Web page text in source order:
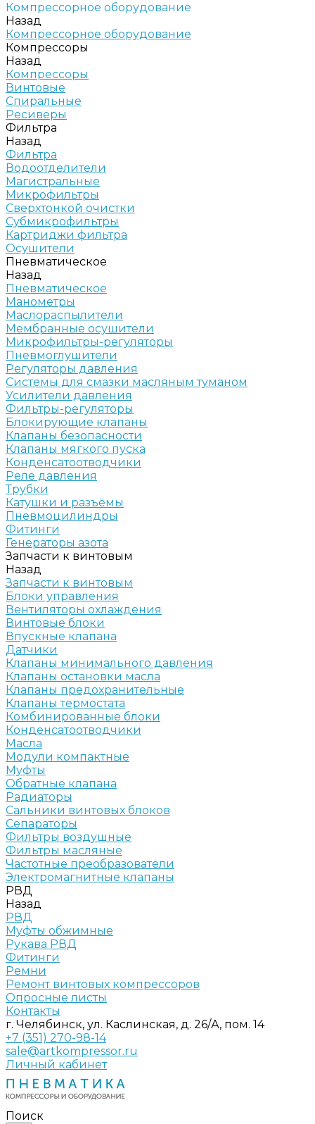
Компрессорное оборудование
Назад
Компрессорное оборудование
Компрессоры
Назад
Компрессоры
Винтовые
Спиральные
Ресиверы
Фильтра
Назад
Фильтра
Водоотделители
Магистральные
Микрофильтры
Сверхтонкой очистки
Субмикрофильтры
Картриджи фильтра
Осушители
Пневматическое
Назад
Пневматическое
Манометры
Маслораспылители
Мембранные осушители
Микрофильтры-регуляторы
Пневмоглушители
Регуляторы давления
Системы для смазки масляным туманом
Усилители давления
Фильтры-регуляторы
Блокирующие клапаны
Клапаны безопасности
Клапаны мягкого пуска
Конденсатоотводчики
Реле давления
Трубки
Катушки и разъёмы
Пневмоцилиндры
Фитинги
Генераторы азота
Запчасти к винтовым
Назад
Запчасти к винтовым
Блоки управления
Вентиляторы охлаждения
Винтовые блоки
Впускные клапана
Датчики
Клапаны минимального давления
Клапаны остановки масла
Клапаны предохранительные
Клапаны термостата
Комбинированные блоки
Конденсатоотводчики
Масла
Модули компактные
Муфты
Обратные клапана
Радиаторы
Сальники винтовых блоков
Сепараторы
Фильтры воздушные
Фильтры масляные
Частотные преобразователи
Электромагнитные клапаны
РВД
Назад
РВД
Муфты обжимные
Рукава РВД
Фитинги
Ремни
Ремонт винтовых компрессоров
Опросные листы
Контакты
г. Челябинск, ул. Каслинская, д. 26/А, пом. 14
+7 (351) 270-98-14
sale@artkompressor.ru
Личный кабинет
Поиск